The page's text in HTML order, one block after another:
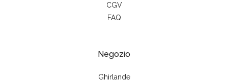
CGV
FAQ
Negozio
Ghirlande